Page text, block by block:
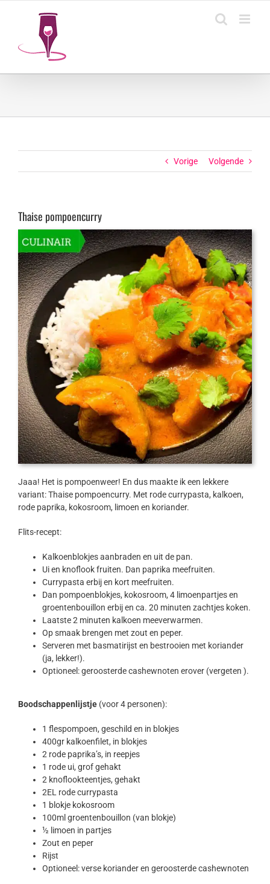
Vorige Volgende
Thaise pompoencurry
Jaaa! Het is pompoenweer! En dus maakte ik een lekkere
variant: Thaise pompoencurry. Met rode currypasta, kalkoen,
rode paprika, kokosroom, limoen en koriander.
Flits-recept:
Kalkoenblokjes aanbraden en uit de pan.
Ui en knoflook fruiten. Dan paprika meefruiten.
Currypasta erbij en kort meefruiten.
Dan pompoenblokjes, kokosroom, 4 limoenpartjes en
groentenbouillon erbij en ca. 20 minuten zachtjes koken.
Laatste 2 minuten kalkoen meeverwarmen.
Op smaak brengen met zout en peper.
Serveren met basmatirijst en bestrooien met koriander
(ja, lekker!).
Optioneel: geroosterde cashewnoten erover (vergeten ).
Boodschappenlijstje(voor 4 personen):
1 flespompoen, geschild en in blokjes
400gr kalkoenfilet, in blokjes
2 rode paprika’s, in reepjes
1 rode ui, grof gehakt
2 knoflookteentjes, gehakt
2EL rode currypasta
1 blokje kokosroom
100ml groentenbouillon (van blokje)
½ limoen in partjes
Zout en peper
Rijst
Optioneel: verse koriander en geroosterde cashewnoten